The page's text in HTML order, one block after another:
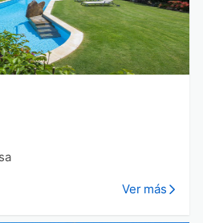
Ver más